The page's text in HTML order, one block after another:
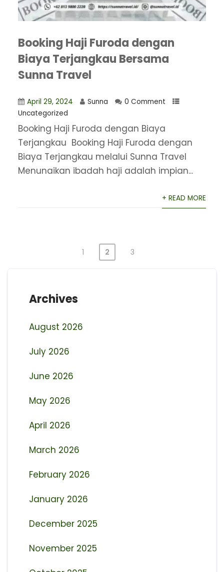
Booking Haji Furoda dengan
Biaya Terjangkau Bersama
Sunna Travel
April 29, 2024 Sunna
0 Comment
Uncategorized
Booking Haji Furoda dengan Biaya
Terjangkau Booking Haji Furoda dengan
Biaya Terjangkau melalui Sunna Travel
Menunaikan ibadah haji adalah impian...
+ READ MORE
1 2 3
Archives
August 2026
July 2026
June 2026
May 2026
April 2026
March 2026
February 2026
January 2026
December 2025
November 2025